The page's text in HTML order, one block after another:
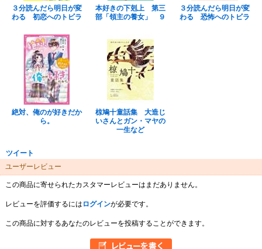
３分読んだら明日が変
わる 初恋へのトビラ
本好きの下剋上 第三
部「領主の養女」 ９
３分読んだら明日が変
わる 恐怖へのトビラ
絶対、俺のが好きだか
ら。
椋鳩十童話集 大造じ
いさんとガン・マヤの
一生など
ツイート
ユーザーレビュー
この商品に寄せられたカスタマーレビューはまだありません。
レビューを評価するには ログインが必要です。
この商品に対するあなたのレビューを投稿することができます。